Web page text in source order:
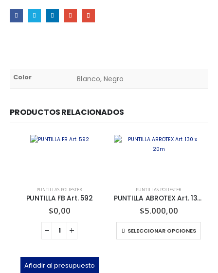
Color Blanco, Negro
PRODUCTOS RELACIONADOS
PUNTILLAS POLIESTER
PUNTILLA FB Art. 592
$0,00
Añadir al presupuesto
PUNTILLAS POLIESTER
PUNTILLA ABROTEX Art. 130 x 20m
$5.000,00
SELECCIONAR OPCIONES